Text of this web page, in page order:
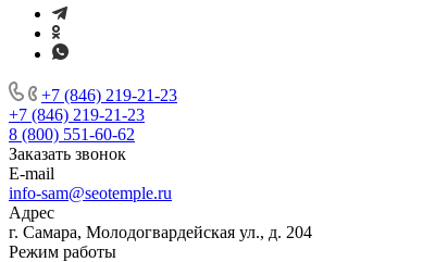
+7 (846) 219-21-23
+7 (846) 219-21-23
8 (800) 551-60-62
Заказать звонок
E-mail
info-sam@seotemple.ru
Адрес
г. Самара, Молодогвардейская ул., д. 204
Режим работы